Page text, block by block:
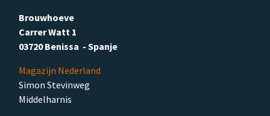
Brouwhoeve
Carrer Watt 1
03720 Benissa - Spanje
Magazijn Nederland
Simon Stevinweg
Middelharnis